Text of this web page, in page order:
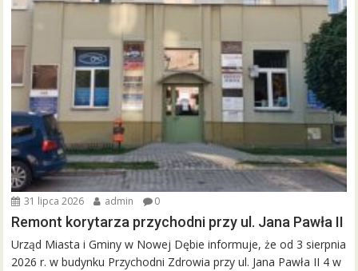
31 lipca 2026 admin 0
Remont korytarza przychodni przy ul. Jana Pawła II
Urząd Miasta i Gminy w Nowej Dębie informuje, że od 3 sierpnia
2026 r. w budynku Przychodni Zdrowia przy ul. Jana Pawła II 4 w